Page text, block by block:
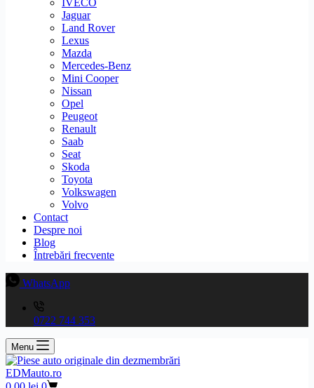
IVECO
Jaguar
Land Rover
Lexus
Mazda
Mercedes-Benz
Mini Cooper
Nissan
Opel
Peugeot
Renault
Saab
Seat
Skoda
Toyota
Volkswagen
Volvo
Contact
Despre noi
Blog
Întrebări frecvente
WhatsApp
0722 744 353
Menu
EDMauto.ro
Coș